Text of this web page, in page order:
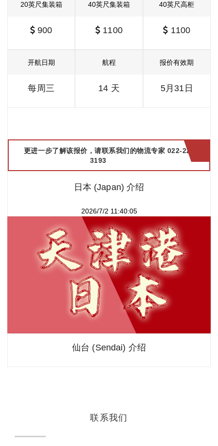
20英尺集装箱
900
40英尺集装箱
1100
40英尺高柜
1100
开航日期
每周三
航程
14 天
报价有效期
5月31日
更进一步了解该报价，请联系我们的物流专家 022-2299
3193
日本 (Japan) 介绍
2026/7/2 11:40:05
仙台 (Sendai) 介绍
联系我们